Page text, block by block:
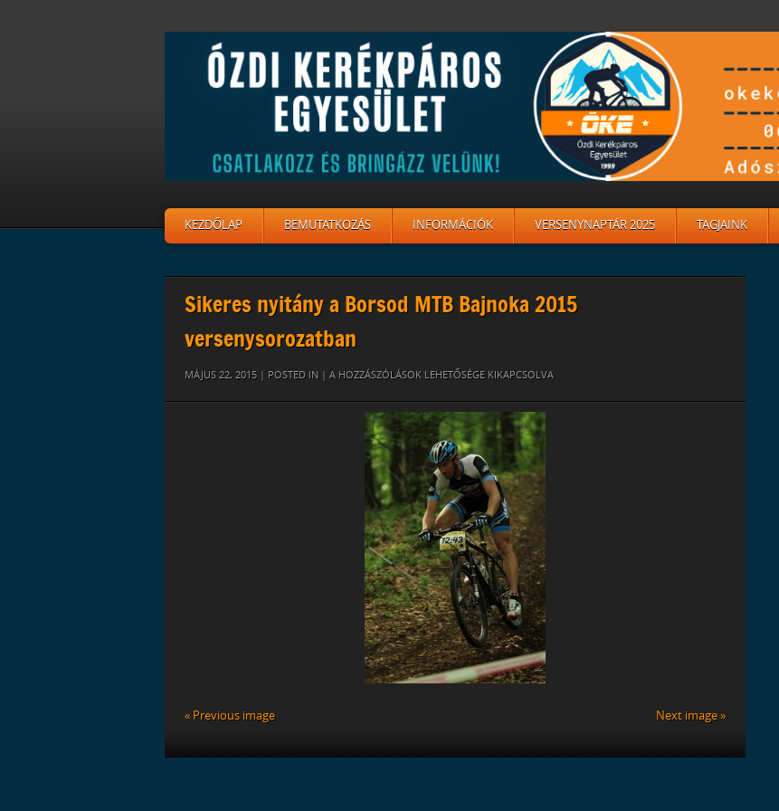
KEZDŐLAP BEMUTATKOZÁS INFORMÁCIÓK VERSENYNAPTÁR 2025 TAGJAINK
Sikeres nyitány a Borsod MTB Bajnoka 2015
versenysorozatban
MÁJUS 22, 2015 | POSTED IN | TOMI
BEJEGYZÉSHEZ
A HOZZÁSZÓLÁSOK LEHETŐSÉGE KIKAPCSOLVA
Next image »
« Previous image